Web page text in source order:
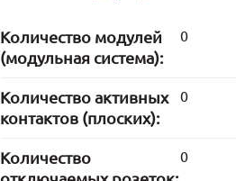
Количество модулей
(модульная система):
0
Количество активных
контактов (плоских):
0
Количество
0